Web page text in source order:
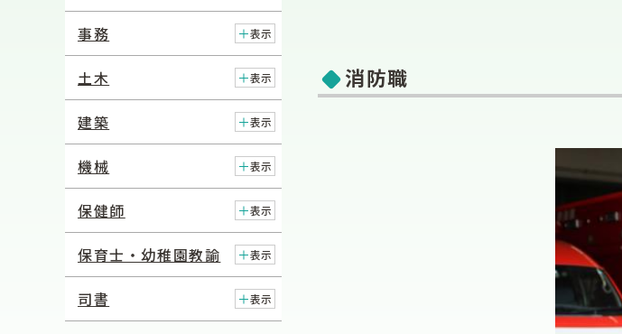
消防職
事務 表示
土木 表示
建築 表示
機械 表示
保健師 表示
保育士・幼稚園教諭 表示
司書 表示